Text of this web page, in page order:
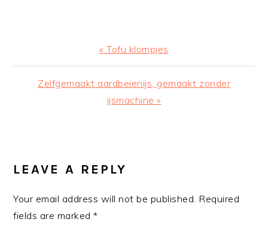
Previous
Post:
« Tofu klompjes
Next
Zelfgemaakt aardbeienijs, gemaakt zonder
ijsmachine »
INTERACTIONS
LEAVE A REPLY
Your email address will not be published. Required
fields are marked*